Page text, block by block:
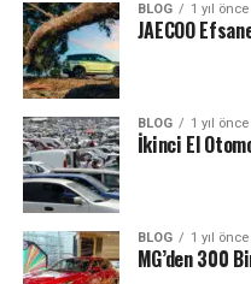
BLOG 1 yıl önce
JAECOO
BLOG 1 yıl önce
İkinci El
BLOG 1 yıl önce
MG’den 300